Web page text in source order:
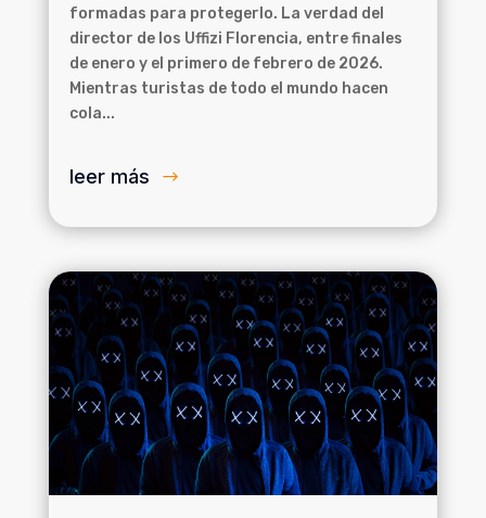
formadas para protegerlo. La verdad del
director de los Uffizi Florencia, entre finales
de enero y el primero de febrero de 2026.
Mientras turistas de todo el mundo hacen
cola...
leer más